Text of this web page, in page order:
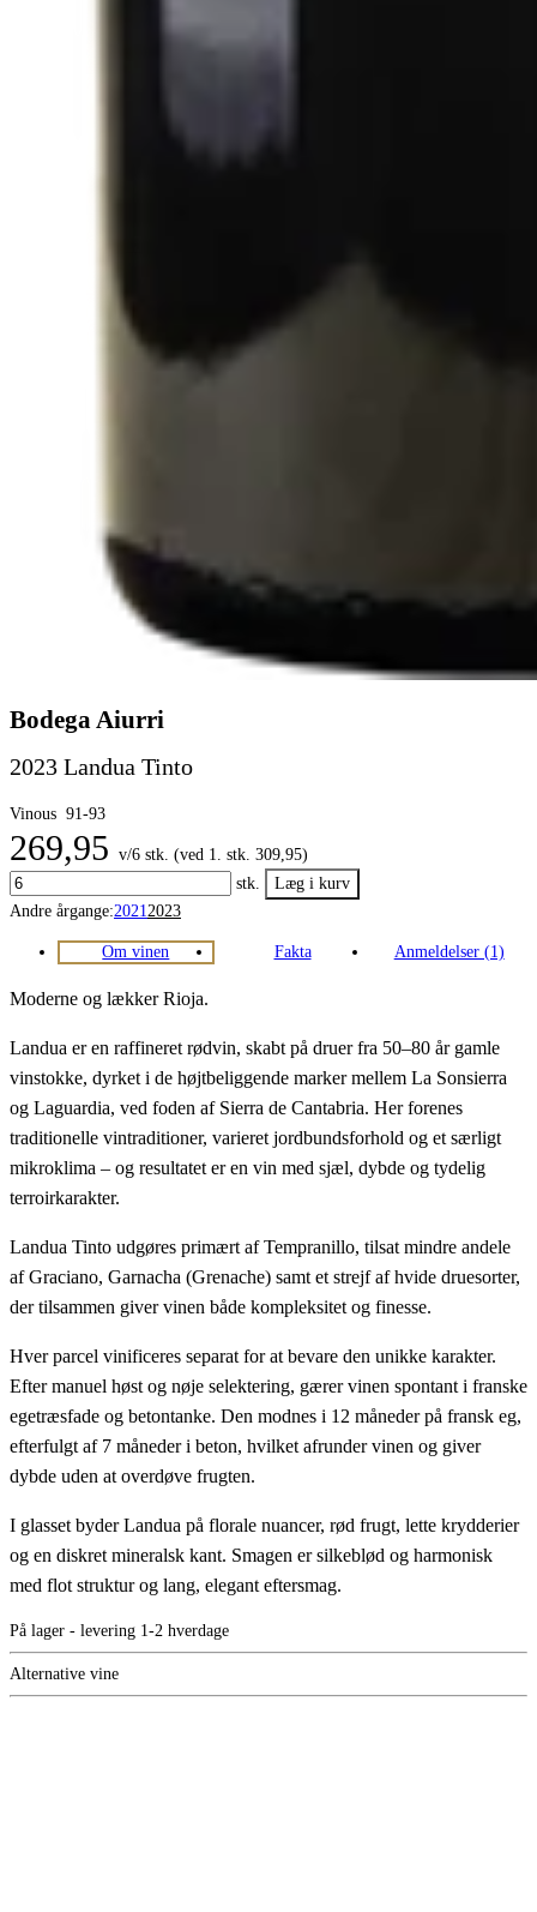
Bodega Aiurri
2023 Landua Tinto
Vinous 91-93
269,95 v/6 stk. (ved 1. stk. 309,95)
stk.
Andre årgange:2021 2023
Om vinen Fakta Anmeldelser (1)
Moderne og lækker Rioja.
Landua er en raffineret rødvin, skabt på druer fra 50–80 år gamle
vinstokke, dyrket i de højtbeliggende marker mellem La Sonsierra
og Laguardia, ved foden af Sierra de Cantabria. Her forenes
traditionelle vintraditioner, varieret jordbundsforhold og et særligt
mikroklima – og resultatet er en vin med sjæl, dybde og tydelig
terroirkarakter.
Landua Tinto udgøres primært af Tempranillo, tilsat mindre andele
af Graciano, Garnacha (Grenache) samt et strejf af hvide druesorter,
der tilsammen giver vinen både kompleksitet og finesse.
Hver parcel vinificeres separat for at bevare den unikke karakter.
Efter manuel høst og nøje selektering, gærer vinen spontant i franske
egetræsfade og betontanke. Den modnes i 12 måneder på fransk eg,
efterfulgt af 7 måneder i beton, hvilket afrunder vinen og giver
dybde uden at overdøve frugten.
I glasset byder Landua på florale nuancer, rød frugt, lette krydderier
og en diskret mineralsk kant. Smagen er silkeblød og harmonisk
med flot struktur og lang, elegant eftersmag.
På lager - levering 1-2 hverdage
Alternative vine